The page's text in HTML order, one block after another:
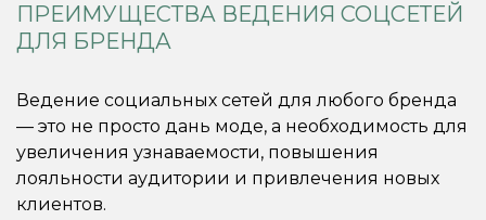
ПРЕИМУЩЕСТВА ВЕДЕНИЯ СОЦСЕТЕЙ
ДЛЯ БРЕНДА
Ведение социальных сетей для любого бренда
— это не просто дань моде, а необходимость для
увеличения узнаваемости, повышения
лояльности аудитории и привлечения новых
клиентов.